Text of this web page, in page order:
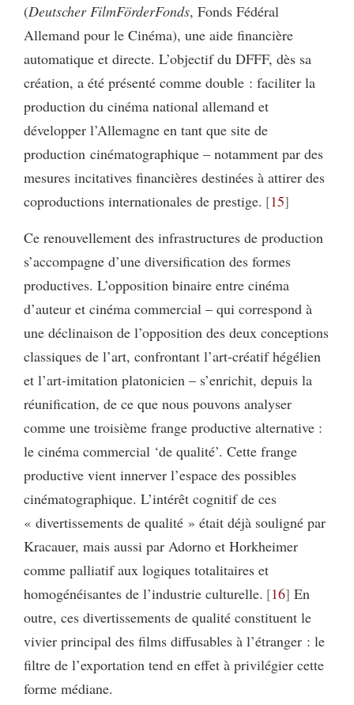
(Deutscher FilmFörderFonds, Fonds Fédéral
Allemand pour le Cinéma), une aide financière
automatique et directe. L’objectif du DFFF, dès sa
création, a été présenté comme double : faciliter la
production du cinéma national allemand et
développer l’Allemagne en tant que site de
production cinématographique – notamment par des
mesures incitatives financières destinées à attirer des
coproductions internationales de prestige. 15
Ce renouvellement des infrastructures de production
s’accompagne d’une diversification des formes
productives. L’opposition binaire entre cinéma
d’auteur et cinéma commercial – qui correspond à
une déclinaison de l’opposition des deux conceptions
classiques de l’art, confrontant l’art-créatif hégélien
et l’art-imitation platonicien – s’enrichit, depuis la
réunification, de ce que nous pouvons analyser
comme une troisième frange productive alternative :
le cinéma commercial ‘de qualité’. Cette frange
productive vient innerver l’espace des possibles
cinématographique. L’intérêt cognitif de ces
« divertissements de qualité » était déjà souligné par
Kracauer, mais aussi par Adorno et Horkheimer
comme palliatif aux logiques totalitaires et
homogénéisantes de l’industrie culturelle. 16 En
outre, ces divertissements de qualité constituent le
vivier principal des films diffusables à l’étranger : le
filtre de l’exportation tend en effet à privilégier cette
forme médiane.